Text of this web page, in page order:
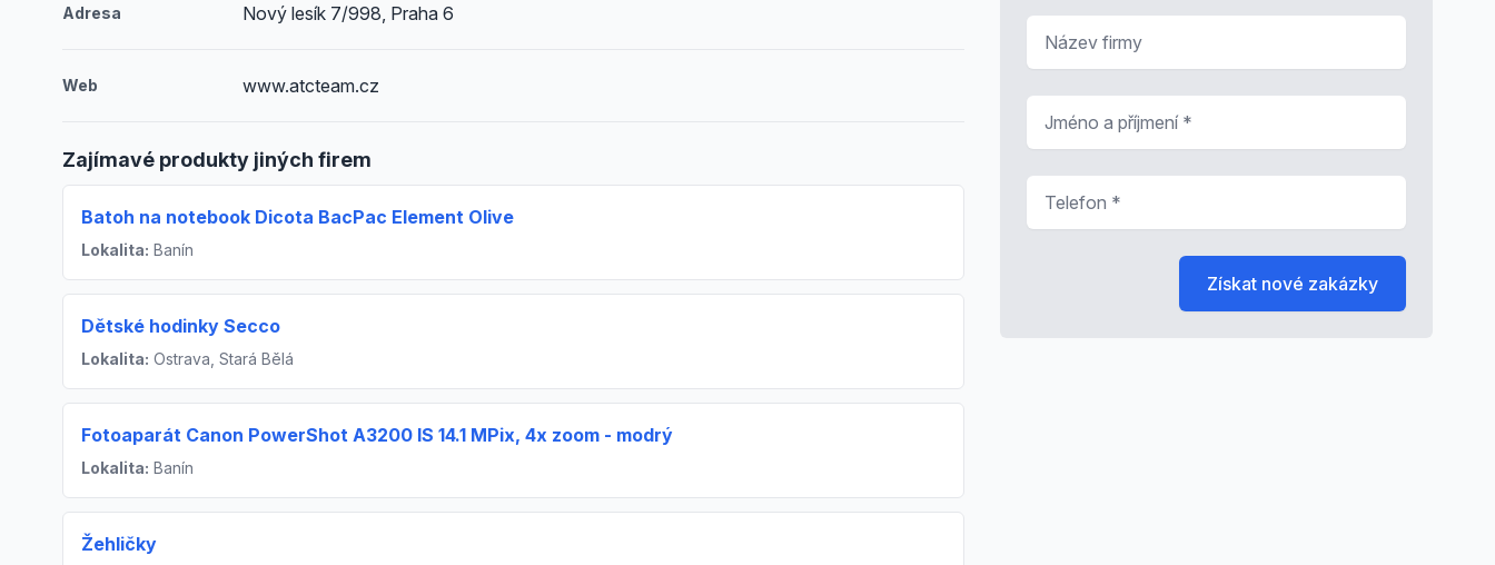
Adresa Nový lesík 7/998, Praha 6
Web www.atcteam.cz
Zajímavé produkty jiných firem
Batoh na notebook Dicota BacPac Element Olive
Lokalita: Banín
Dětské hodinky Secco
Lokalita: Ostrava, Stará Bělá
Fotoaparát Canon PowerShot A3200 IS 14.1 MPix, 4x zoom - modrý
Lokalita: Banín
Žehličky
Získat nové zakázky